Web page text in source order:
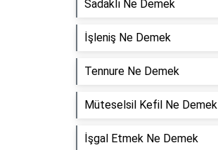
Sadaklı Ne Demek
İşleniş Ne Demek
Tennure Ne Demek
Müteselsil Kefil Ne Demek
İşgal Etmek Ne Demek